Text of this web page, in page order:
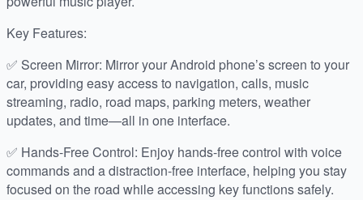
Key Features:
✅ Screen Mirror: Mirror your Android phone’s screen to your
car, providing easy access to navigation, calls, music
streaming, radio, road maps, parking meters, weather
updates, and time—all in one interface.
✅ Hands-Free Control: Enjoy hands-free control with voice
commands and a distraction-free interface, helping you stay
focused on the road while accessing key functions safely.